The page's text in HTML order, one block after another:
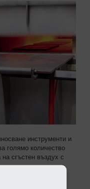
инструменти и
голямо количество
сгъстен въздух с